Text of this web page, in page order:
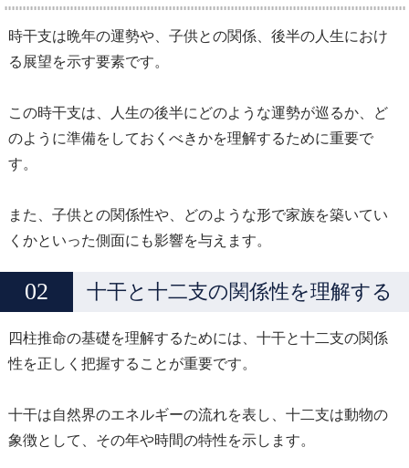
時干支は晩年の運勢や、子供との関係、後半の人生におけ
る展望を示す要素です。
この時干支は、人生の後半にどのような運勢が巡るか、ど
のように準備をしておくべきかを理解するために重要で
す。
また、子供との関係性や、どのような形で家族を築いてい
くかといった側面にも影響を与えます。
十干と十二支の関係性を理解する
四柱推命の基礎を理解するためには、十干と十二支の関係
性を正しく把握することが重要です。
十干は自然界のエネルギーの流れを表し、十二支は動物の
象徴として、その年や時間の特性を示します。